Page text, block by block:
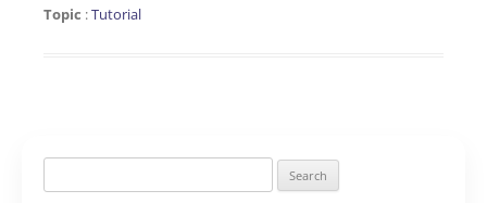
Topic :Tutorial
for: